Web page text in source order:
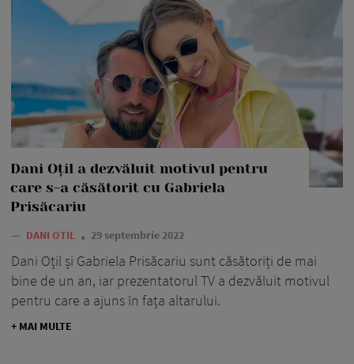
Dani Oțil a dezvăluit motivul pentru
care s-a căsătorit cu Gabriela
Prisăcariu
— DANI OTIL 29 septembrie 2022
Dani Oțil și Gabriela Prisăcariu sunt căsătoriți de mai
bine de un an, iar prezentatorul TV a dezvăluit motivul
pentru care a ajuns în fața altarului.
+ MAI MULTE